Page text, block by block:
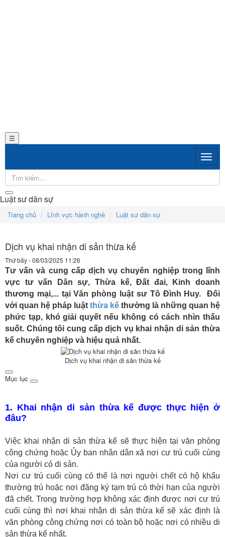
☰
Luật sư dân sự
Trang chủ Lĩnh vực hành nghề Luật sư dân sự
Dịch vụ khai nhận di sản thừa kế
Thứ bảy - 08/03/2025 11:26
Tư vấn và cung cấp dịch vụ chuyên nghiệp trong lĩnh
vực tư vấn Dân sự, Thừa kế, Đất đai, Kinh doanh
thương mại,... tại Văn phòng luật sư Tô Đình Huy. Đối
với quan hệ pháp luật thừa kế thường là những quan hệ
phức tạp, khó giải quyết nếu không có cách nhìn thấu
suốt. Chúng tôi cung cấp dịch vụ khai nhận di sản thừa
kế chuyên nghiệp và hiệu quả nhất.
Dịch vụ khai nhận di sản thừa kế
Mục lục
1. Khai nhận di sản thừa kế được thực hiện ở
đâu?
Việc khai nhận di sản thừa kế sẽ thực hiện tại văn phòng
công chứng hoặc Ủy ban nhân dân xã nơi cư trú cuối cùng
của người có di sản.
Nơi cư trú cuối cùng có thể là nơi người chết có hộ khẩu
thường trú hoặc nơi đăng ký tạm trú có thời hạn của người
đã chết. Trong trường hợp không xác định được nơi cư trú
cuối cùng thì nơi khai nhận di sản thừa kế sẽ xác định là
văn phòng công chứng nơi có toàn bộ hoặc nơi có nhiều di
sản thừa kế nhất.